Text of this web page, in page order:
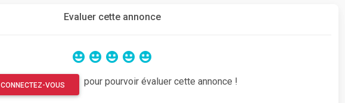
Evaluer cette annonce
CONNECTEZ-VOUS pour pourvoir évaluer cette annonce !